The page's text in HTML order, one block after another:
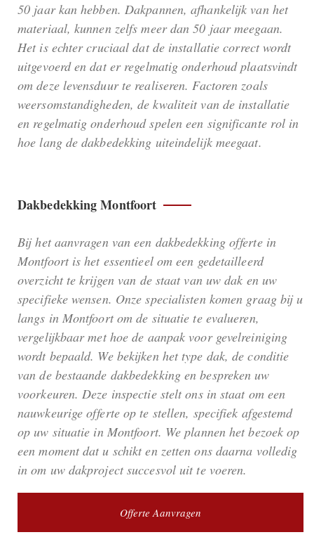
50 jaar kan hebben. Dakpannen, afhankelijk van het
materiaal, kunnen zelfs meer dan 50 jaar meegaan.
Het is echter cruciaal dat de installatie correct wordt
uitgevoerd en dat er regelmatig onderhoud plaatsvindt
om deze levensduur te realiseren. Factoren zoals
weersomstandigheden, de kwaliteit van de installatie
en regelmatig onderhoud spelen een significante rol in
hoe lang de dakbedekking uiteindelijk meegaat.
Dakbedekking Montfoort
Bij het aanvragen van een dakbedekking offerte in
Montfoort is het essentieel om een gedetailleerd
overzicht te krijgen van de staat van uw dak en uw
specifieke wensen. Onze specialisten komen graag bij u
langs in Montfoort om de situatie te evalueren,
vergelijkbaar met hoe de aanpak voor gevelreiniging
wordt bepaald. We bekijken het type dak, de conditie
van de bestaande dakbedekking en bespreken uw
voorkeuren. Deze inspectie stelt ons in staat om een
nauwkeurige offerte op te stellen, specifiek afgestemd
op uw situatie in Montfoort. We plannen het bezoek op
een moment dat u schikt en zetten ons daarna volledig
in om uw dakproject succesvol uit te voeren.
Offerte Aanvragen